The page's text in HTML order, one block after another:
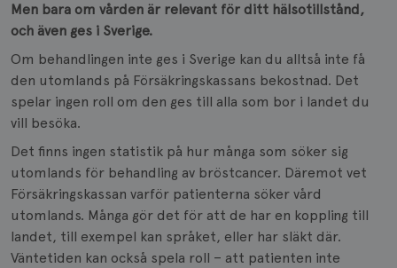
Men bara om vården är relevant för ditt hälsotillstånd,
och även ges i Sverige.
Om behandlingen inte ges i Sverige kan du alltså inte få
den utomlands på Försäkringskassans bekostnad. Det
spelar ingen roll om den ges till alla som bor i landet du
vill besöka.
Det finns ingen statistik på hur många som söker sig
utomlands för behandling av bröstcancer. Däremot vet
Försäkringskassan varför patienterna söker vård
utomlands. Många gör det för att de har en koppling till
landet, till exempel kan språket, eller har släkt där.
Väntetiden kan också spela roll – att patienten inte